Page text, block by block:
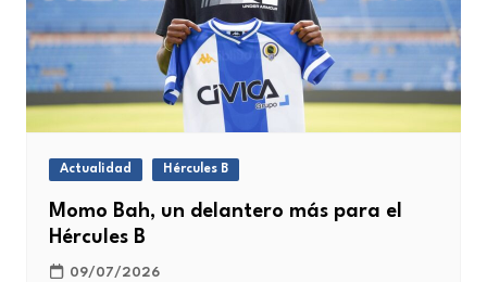
Actualidad Hércules B
Momo Bah, un delantero más para el
Hércules B
09/07/2026